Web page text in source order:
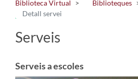
Biblioteca Virtual Biblioteques
Detall servei
Serveis
Serveis a escoles